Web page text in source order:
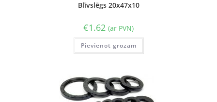
Blīvslēgs 20x47x10
€1.62 (ar PVN)
Pievienot grozam